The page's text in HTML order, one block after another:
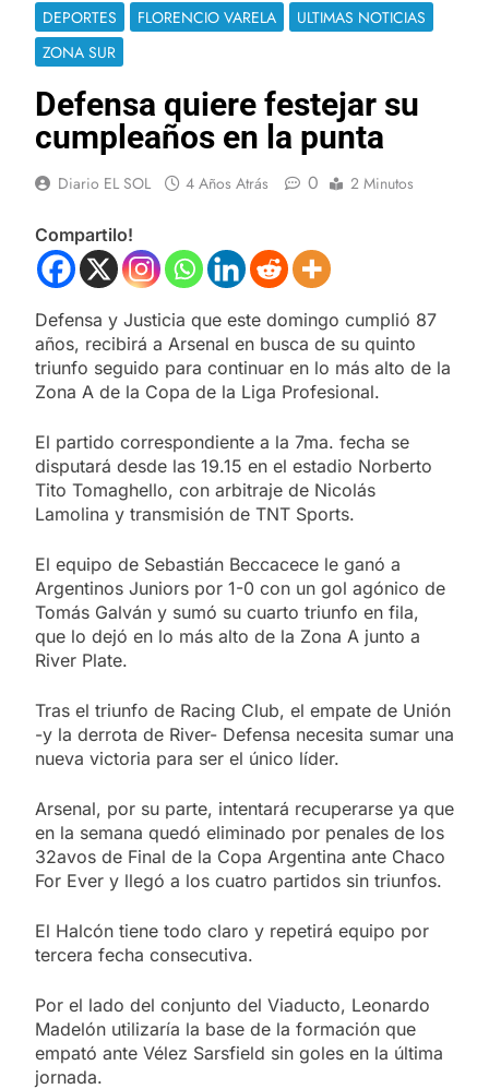
DEPORTES FLORENCIO VARELA
ULTIMAS NOTICIAS
ZONA SUR
Defensa quiere festejar su
cumpleaños en la punta
Diario EL SOL 4 Años Atrás 0 2 Minutos
Compartilo!
Defensa y Justicia que este domingo cumplió 87
años, recibirá a Arsenal en busca de su quinto
triunfo seguido para continuar en lo más alto de la
Zona A de la Copa de la Liga Profesional.
El partido correspondiente a la 7ma. fecha se
disputará desde las 19.15 en el estadio Norberto
Tito Tomaghello, con arbitraje de Nicolás
Lamolina y transmisión de TNT Sports.
El equipo de Sebastián Beccacece le ganó a
Argentinos Juniors por 1-0 con un gol agónico de
Tomás Galván y sumó su cuarto triunfo en fila,
que lo dejó en lo más alto de la Zona A junto a
River Plate.
Tras el triunfo de Racing Club, el empate de Unión
-y la derrota de River- Defensa necesita sumar una
nueva victoria para ser el único líder.
Arsenal, por su parte, intentará recuperarse ya que
en la semana quedó eliminado por penales de los
32avos de Final de la Copa Argentina ante Chaco
For Ever y llegó a los cuatro partidos sin triunfos.
El Halcón tiene todo claro y repetirá equipo por
tercera fecha consecutiva.
Por el lado del conjunto del Viaducto, Leonardo
Madelón utilizaría la base de la formación que
empató ante Vélez Sarsfield sin goles en la última
jornada.